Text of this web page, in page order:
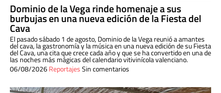
Dominio de la Vega rinde homenaje a sus
burbujas en una nueva edición de la Fiesta del
Cava
El pasado sábado 1 de agosto, Dominio de la Vega reunió a amantes
del cava, la gastronomía y la música en una nueva edición de su Fiesta
del Cava, una cita que crece cada año y que se ha convertido en una de
las noches más mágicas del calendario vitivinícola valenciano.
06/08/2026ReportajesSin comentarios